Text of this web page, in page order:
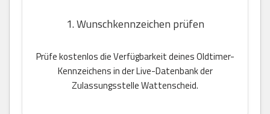
1. Wunschkennzeichen prüfen
Prüfe kostenlos die Verfügbarkeit deines Oldtimer-
Kennzeichens in der Live-Datenbank der
Zulassungsstelle Wattenscheid.